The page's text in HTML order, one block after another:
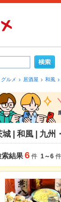
ルメ 居酒屋 和風
城 | 和風 | 九州
索結果6 件 1～6